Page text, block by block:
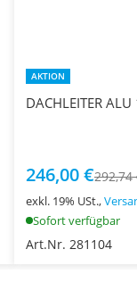
AKTION
DACHLEITER ALU
246,00 €292,74
exkl. 19% USt.,
Sofort verfügbar
Art.Nr. 281104